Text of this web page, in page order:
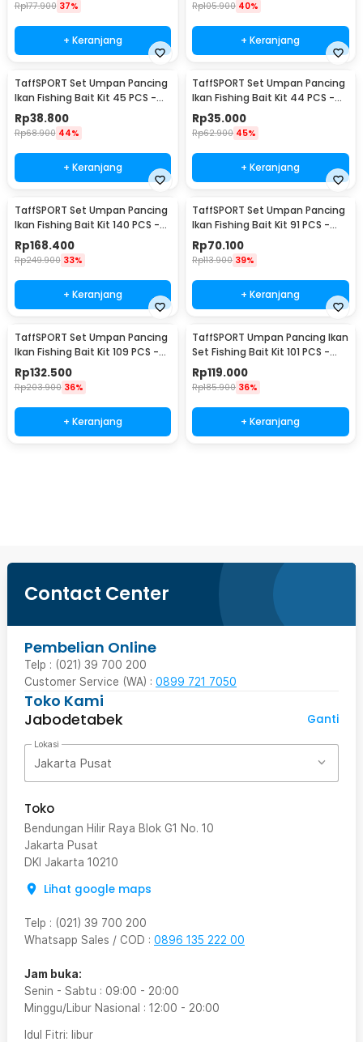
Rp177.900 37%
+ Keranjang
Rp105.900 40%
+ Keranjang
TaffSPORT Set Umpan Pancing
Ikan Fishing Bait Kit 45 PCS -
DWS250-C
Rp38.800
Rp68.900 44%
+ Keranjang
TaffSPORT Set Umpan Pancing
Ikan Fishing Bait Kit 44 PCS -
DWS250-D
Rp35.000
Rp62.900 45%
+ Keranjang
TaffSPORT Set Umpan Pancing
Ikan Fishing Bait Kit 140 PCS -
DWS250-E
Rp168.400
Rp249.900 33%
+ Keranjang
TaffSPORT Set Umpan Pancing
Ikan Fishing Bait Kit 91 PCS -
DWS250-F
Rp70.100
Rp113.900 39%
+ Keranjang
TaffSPORT Set Umpan Pancing
Ikan Fishing Bait Kit 109 PCS -
DWS250-G
Rp132.500
Rp203.900 36%
+ Keranjang
TaffSPORT Umpan Pancing Ikan
Set Fishing Bait Kit 101 PCS -
DWS250-H
Rp119.000
Rp185.900 36%
+ Keranjang
Contact Center
Pembelian Online
Telp : (021) 39 700 200
Customer Service (WA) : 0899 721 7050
Toko Kami
Jabodetabek
Ganti
Lokasi
Jakarta Pusat
Toko
Bendungan Hilir Raya Blok G1 No. 10
Jakarta Pusat
DKI Jakarta 10210
Lihat google maps
Telp : (021) 39 700 200
Whatsapp Sales / COD : 0896 135 222 00
Jam buka:
Senin - Sabtu : 09:00 - 20:00
Minggu/Libur Nasional : 12:00 - 20:00
Idul Fitri: libur